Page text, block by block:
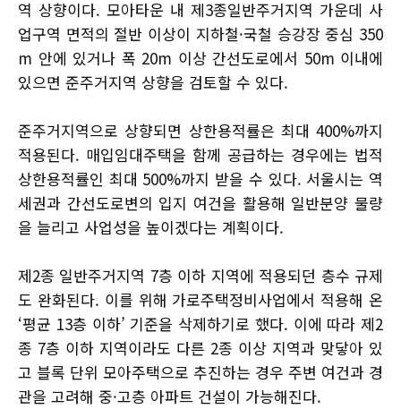
역 상향이다. 모아타운 내 제3종일반주거지역 가운데 사
업구역 면적의 절반 이상이 지하철·국철 승강장 중심 350
m 안에 있거나 폭 20m 이상 간선도로에서 50m 이내에
있으면 준주거지역 상향을 검토할 수 있다.
준주거지역으로 상향되면 상한용적률은 최대 400%까지
적용된다. 매입임대주택을 함께 공급하는 경우에는 법적
상한용적률인 최대 500%까지 받을 수 있다. 서울시는 역
세권과 간선도로변의 입지 여건을 활용해 일반분양 물량
을 늘리고 사업성을 높이겠다는 계획이다.
제2종 일반주거지역 7층 이하 지역에 적용되던 층수 규제
도 완화된다. 이를 위해 가로주택정비사업에서 적용해 온
‘평균 13층 이하’ 기준을 삭제하기로 했다. 이에 따라 제2
종 7층 이하 지역이라도 다른 2종 이상 지역과 맞닿아 있
고 블록 단위 모아주택으로 추진하는 경우 주변 여건과 경
관을 고려해 중·고층 아파트 건설이 가능해진다.